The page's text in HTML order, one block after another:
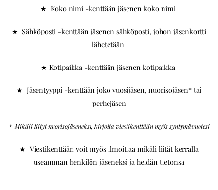
★ Koko nimi -kenttään jäsenen koko nimi
★ Sähköposti -kenttään jäsenen sähköposti, johon jäsenkortti
lähetetään
★ Kotipaikka -kenttään jäsenen kotipaikka
★ Jäsentyyppi -kenttään joko vuosijäsen, nuorisojäsen* tai
perhejäsen
* Mikäli liityt nuorisojäseneksi, kirjoita viestikenttään myös syntymävuotesi
★ Viestikenttään voit myös ilmoittaa mikäli liität kerralla
useamman henkilön jäseneksi ja heidän tietonsa